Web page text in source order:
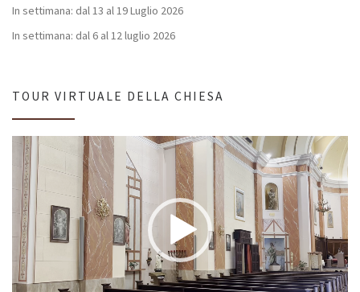
In settimana: dal 13 al 19 Luglio 2026
In settimana: dal 6 al 12 luglio 2026
TOUR VIRTUALE DELLA CHIESA
Video
Player